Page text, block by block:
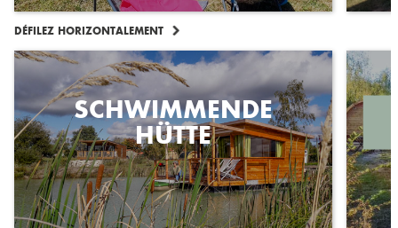
DÉFILEZ HORIZONTALEMENT
SCHWIMMENDE
HÜTTE